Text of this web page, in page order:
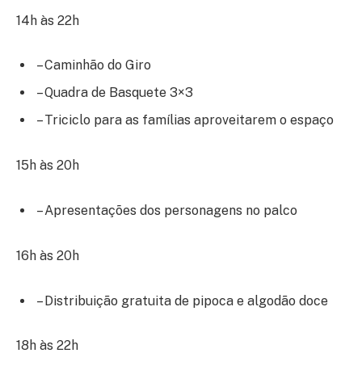
14h às 22h
– Caminhão do Giro
– Quadra de Basquete 3×3
– Triciclo para as famílias aproveitarem o espaço
15h às 20h
– Apresentações dos personagens no palco
16h às 20h
– Distribuição gratuita de pipoca e algodão doce
18h às 22h